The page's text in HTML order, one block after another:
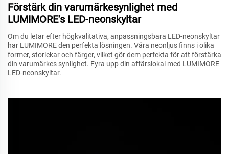
Förstärk din varumärkesynlighet med
LUMIMORE’s LED-neonskyltar
Om du letar efter högkvalitativa, anpassningsbara LED-neonskyltar
har LUMIMORE den perfekta lösningen. Våra neonljus finns i olika
former, storlekar och färger, vilket gör dem perfekta för att förstärka
din varumärkes synlighet. Fyra upp din affärslokal med LUMIMORE
LED-neonskyltar.